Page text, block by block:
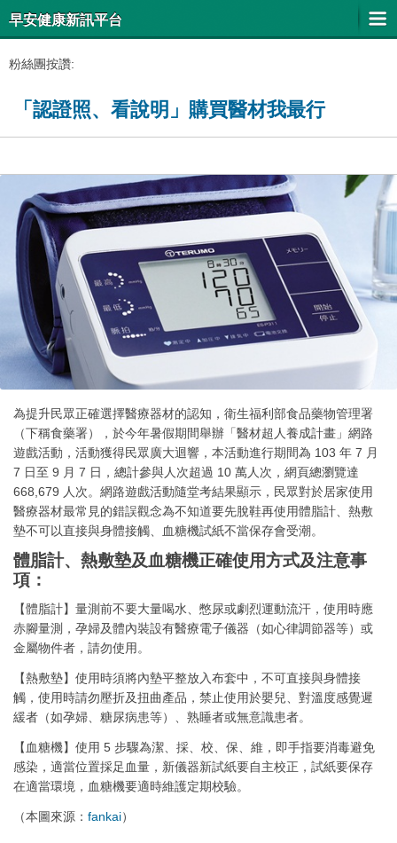
早安健康新訊平台
粉絲團按讚:
「認證照、看說明」購買醫材我最行
為提升民眾正確選擇醫療器材的認知，衛生福利部食品藥物管理署
（下稱食藥署），於今年暑假期間舉辦「醫材超人養成計畫」網路
遊戲活動，活動獲得民眾廣大迴響，本活動進行期間為 103 年 7 月
7 日至 9 月 7 日，總計參與人次超過 10 萬人次，網頁總瀏覽達
668,679 人次。網路遊戲活動隨堂考結果顯示，民眾對於居家使用
醫療器材最常見的錯誤觀念為不知道要先脫鞋再使用體脂計、熱敷
墊不可以直接與身體接觸、血糖機試紙不當保存會受潮。
體脂計、熱敷墊及血糖機正確使用方式及注意事
項：
【體脂計】量測前不要大量喝水、憋尿或劇烈運動流汗，使用時應
赤腳量測，孕婦及體內裝設有醫療電子儀器（如心律調節器等）或
金屬物件者，請勿使用。
【熱敷墊】使用時須將內墊平整放入布套中，不可直接與身體接
觸，使用時請勿壓折及扭曲產品，禁止使用於嬰兒、對溫度感覺遲
緩者（如孕婦、糖尿病患等）、熟睡者或無意識患者。
【血糖機】使用 5 步驟為潔、採、校、保、維，即手指要消毒避免
感染，適當位置採足血量，新儀器新試紙要自主校正，試紙要保存
在適當環境，血糖機要適時維護定期校驗。
（本圖來源： fankai）